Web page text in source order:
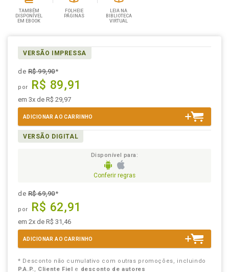
TAMBÉM
DISPONÍVEL
EM EBOOK
FOLHEIE
PÁGINAS
LEIA NA
BIBLIOTECA
VIRTUAL
VERSÃO IMPRESSA
deR$ 99,90*
por R$ 89,91
em 3x de R$ 29,97
ADICIONAR AO CARRINHO
VERSÃO DIGITAL
Disponível para:
Conferir regras
deR$ 69,90*
por R$ 62,91
em 2x de R$ 31,46
ADICIONAR AO CARRINHO
* Desconto não cumulativo com outras promoções, incluindo
P.A.P., Cliente Fiel e desconto de autores